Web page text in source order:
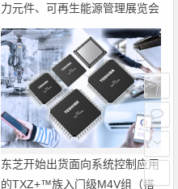
力元件、可再生能源管理展览会
暨研讨会
东芝开始出货面向系统控制应用
的TXZ+™族入门级M4V组（搭